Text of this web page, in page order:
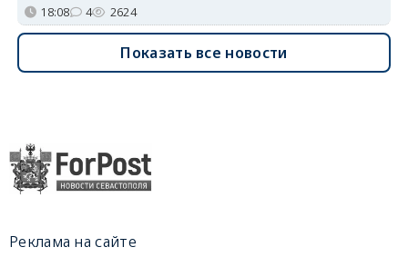
18:08 4 2624
Показать все новости
Реклама на сайте